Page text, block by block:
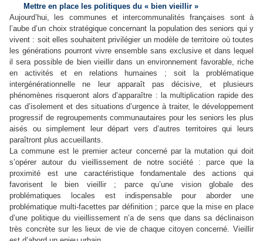
Mettre en place les politiques du « bien vieillir »
Aujourd’hui, les communes et intercommunalités françaises sont à
l’aube d’un choix stratégique concernant la population des seniors qui y
vivent : soit elles souhaitent privilégier un modèle de territoire où toutes
les générations pourront vivre ensemble sans exclusive et dans lequel
il sera possible de bien vieillir dans un environnement favorable, riche
en activités et en relations humaines ; soit la problématique
intergénérationnelle ne leur apparaît pas décisive, et plusieurs
phénomènes risqueront alors d’apparaître : la multiplication rapide des
cas d’isolement et des situations d’urgence à traiter, le développement
progressif de regroupements communautaires pour les seniors les plus
aisés ou simplement leur départ vers d’autres territoires qui leurs
paraîtront plus accueillants.
La commune est le premier acteur concerné par la mutation qui doit
s’opérer autour du vieillissement de notre société : parce que la
proximité est une caractéristique fondamentale des actions qui
favorisent le bien vieillir ; parce qu’une vision globale des
problématiques locales est indispensable pour aborder une
problématique multi-facettes par définition ; parce que la mise en place
d’une politique du vieillissement n’a de sens que dans sa déclinaison
très concrète sur les lieux de vie de chaque citoyen concerné. Vieillir